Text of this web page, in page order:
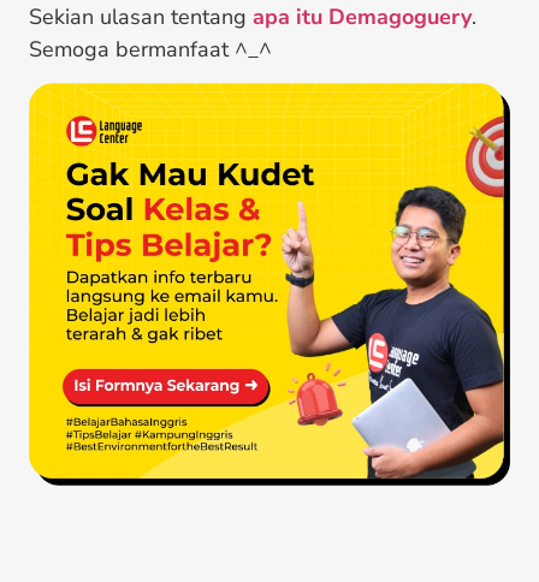
Sekian ulasan tentang apa itu Demagoguery.
Semoga bermanfaat ^_^